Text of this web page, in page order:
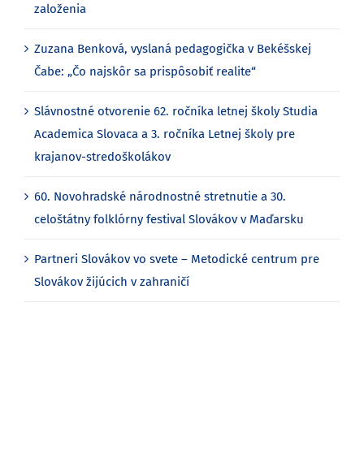
založenia
Zuzana Benková, vyslaná pedagogička v Bekéšskej
Čabe: „Čo najskôr sa prispôsobiť realite“
Slávnostné otvorenie 62. ročníka letnej školy Studia
Academica Slovaca a 3. ročníka Letnej školy pre
krajanov-stredoškolákov
60. Novohradské národnostné stretnutie a 30.
celoštátny folklórny festival Slovákov v Maďarsku
Partneri Slovákov vo svete – Metodické centrum pre
Slovákov žijúcich v zahraničí